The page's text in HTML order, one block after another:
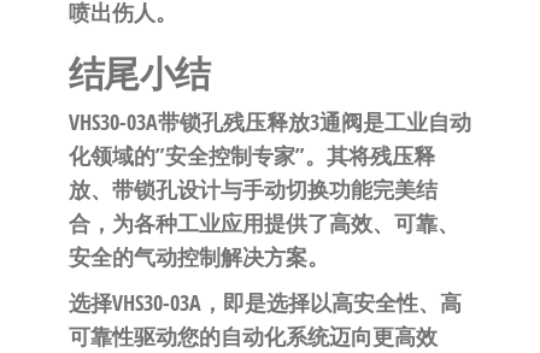
喷出伤人。
结尾小结
VHS30-03A带锁孔残压释放3通阀是工业自动
化领域的”安全控制专家”。其将残压释
放、带锁孔设计与手动切换功能完美结
合，为各种工业应用提供了高效、可靠、
安全的气动控制解决方案。
选择VHS30-03A，即是选择以高安全性、高
可靠性驱动您的自动化系统迈向更高效